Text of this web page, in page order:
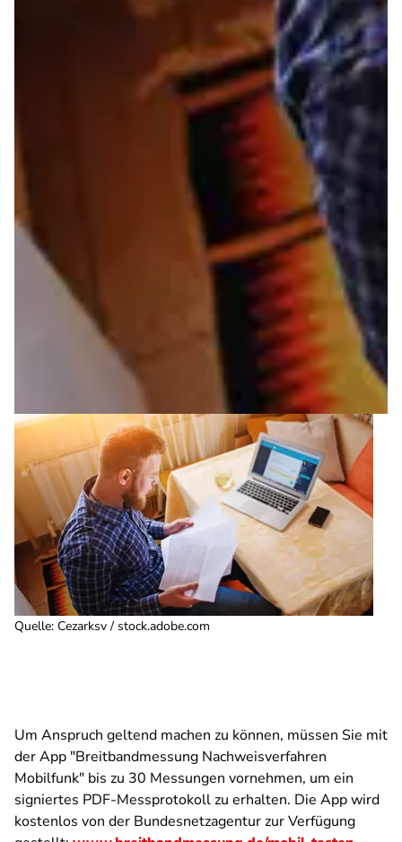
Quelle: Cezarksv / stock.adobe.com
Um Anspruch geltend machen zu können, müssen Sie mit
der App "Breitbandmessung Nachweisverfahren
Mobilfunk" bis zu 30 Messungen vornehmen, um ein
signiertes PDF-Messprotokoll zu erhalten. Die App wird
kostenlos von der Bundesnetzagentur zur Verfügung